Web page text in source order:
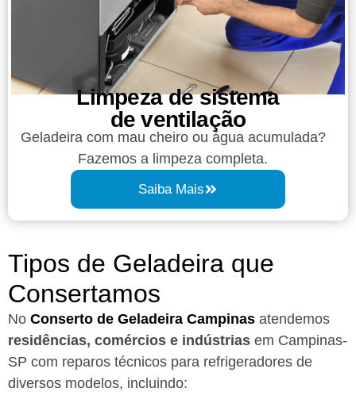
Limpeza de sistema
de ventilação
Geladeira com mau cheiro ou água acumulada?
Fazemos a limpeza completa.
Saiba Mais
Tipos de Geladeira que
Consertamos
No Conserto de Geladeira Campinas atendemos
residências, comércios e indústrias em Campinas-
SP com reparos técnicos para refrigeradores de
diversos modelos, incluindo: